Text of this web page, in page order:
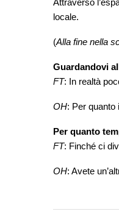
Attraverso
locale.
(Alla fine nella
Guardandovi
FT: In realtà
OH: Per
Per quanto
FT: Finché ci
OH: Avete